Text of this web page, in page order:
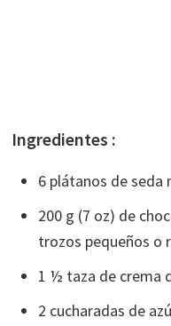
Ingredientes :
6 plátanos de seda
200 g (7 oz) de
trozos pequeños o
1 ½ taza de crema
2 cucharadas de